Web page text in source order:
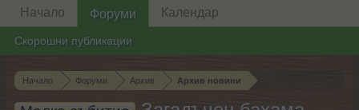
Начало Форуми Архив Архив новини
Начало Форуми
Скорошни публикации
Календар